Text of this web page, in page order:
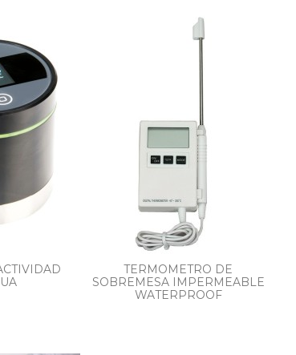
TERMOMETRO DE
SOBREMESA IMPERMEABLE
WATERPROOF